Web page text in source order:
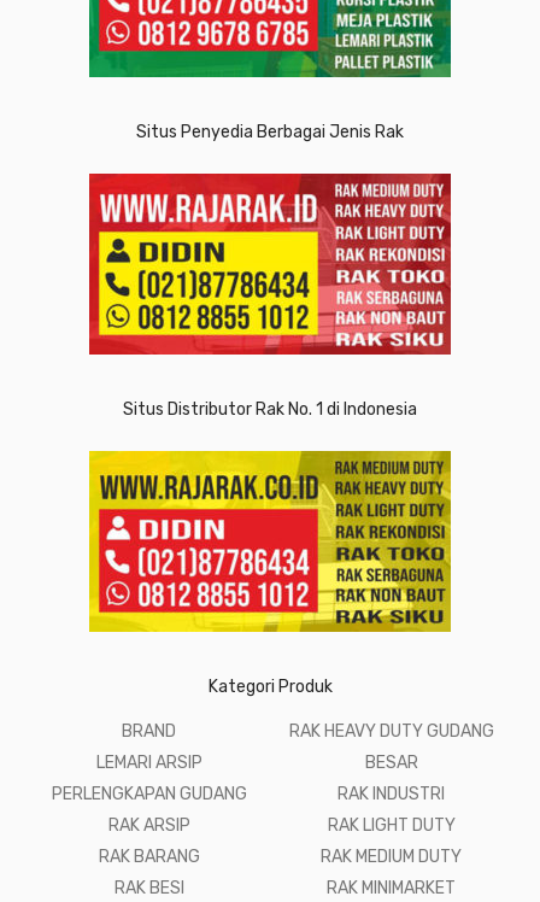
Situs Penyedia Berbagai Jenis Rak
Situs Distributor Rak No. 1 di Indonesia
Kategori Produk
BRAND
LEMARI ARSIP
PERLENGKAPAN GUDANG
RAK ARSIP
RAK BARANG
RAK BESI
RAK HEAVY DUTY GUDANG
BESAR
RAK INDUSTRI
RAK LIGHT DUTY
RAK MEDIUM DUTY
RAK MINIMARKET